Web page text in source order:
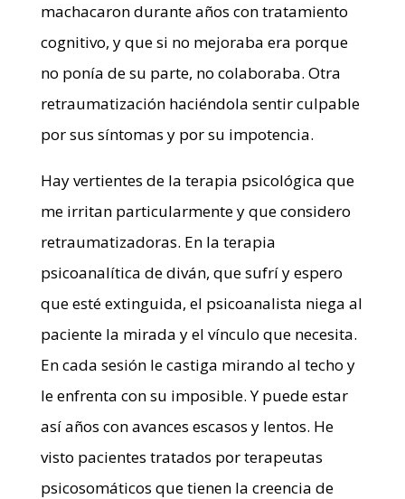
machacaron durante años con tratamiento
cognitivo, y que si no mejoraba era porque
no ponía de su parte, no colaboraba. Otra
retraumatización haciéndola sentir culpable
por sus síntomas y por su impotencia.
Hay vertientes de la terapia psicológica que
me irritan particularmente y que considero
retraumatizadoras. En la terapia
psicoanalítica de diván, que sufrí y espero
que esté extinguida, el psicoanalista niega al
paciente la mirada y el vínculo que necesita.
En cada sesión le castiga mirando al techo y
le enfrenta con su imposible. Y puede estar
así años con avances escasos y lentos. He
visto pacientes tratados por terapeutas
psicosomáticos que tienen la creencia de